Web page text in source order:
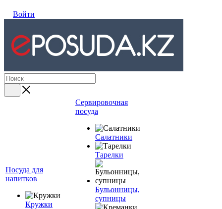
Войти
Посуда для
напитков
Кружки
Сервировочная
посуда
Салатники
Тарелки
Бульонницы,
супницы